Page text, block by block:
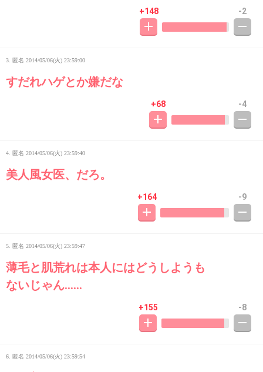
+148 -2
3. 匿名 2014/05/06(火) 23:59:00
すだれハゲとか嫌だな
+68 -4
4. 匿名 2014/05/06(火) 23:59:40
美人風女医、だろ。
+164 -9
5. 匿名 2014/05/06(火) 23:59:47
薄毛と肌荒れは本人にはどうしようも
ないじゃん……
+155 -8
6. 匿名 2014/05/06(火) 23:59:54